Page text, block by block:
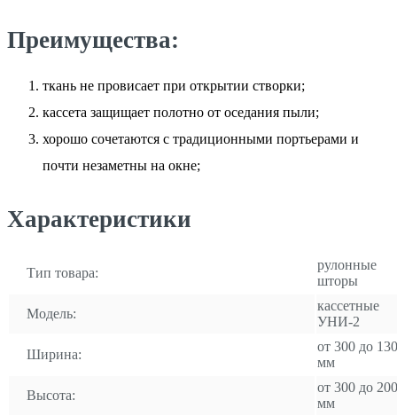
Преимущества:
ткань не провисает при открытии створки;
кассета защищает полотно от оседания пыли;
хорошо сочетаются с традиционными портьерами и
почти незаметны на окне;
Характеристики
Тип товара:
рулонные
шторы
Модель:
кассетные
УНИ-2
Ширина:
от 300 до
мм
Высота:
от 300 до
мм